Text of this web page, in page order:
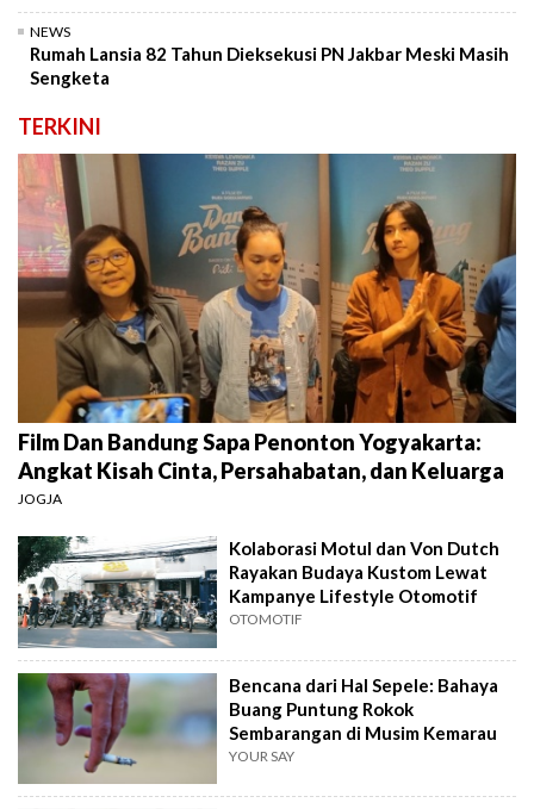
NEWS
Rumah Lansia 82 Tahun Dieksekusi PN Jakbar Meski Masih
Sengketa
TERKINI
Film Dan Bandung Sapa Penonton Yogyakarta:
Angkat Kisah Cinta, Persahabatan, dan Keluarga
JOGJA
Kolaborasi Motul dan Von Dutch
Rayakan Budaya Kustom Lewat
Kampanye Lifestyle Otomotif
OTOMOTIF
Bencana dari Hal Sepele: Bahaya
Buang Puntung Rokok
Sembarangan di Musim Kemarau
YOUR SAY